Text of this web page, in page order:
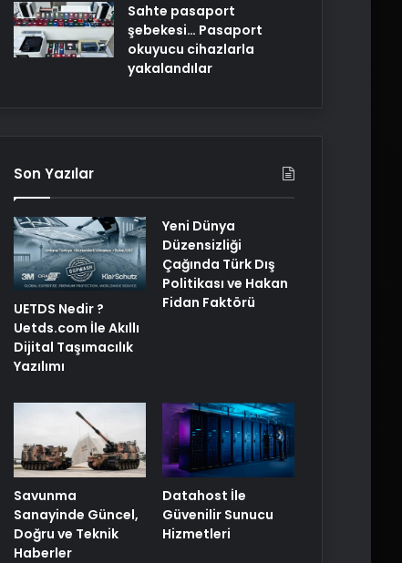
Sahte pasaport
şebekesi… Pasaport
okuyucu cihazlarla
yakalandılar
Son Yazılar
UETDS Nedir ?
Uetds.com İle Akıllı
Dijital Taşımacılık
Yazılımı
Yeni Dünya
Düzensizliği
Çağında Türk Dış
Politikası ve Hakan
Fidan Faktörü
Savunma
Sanayinde Güncel,
Doğru ve Teknik
Haberler
Datahost İle
Güvenilir Sunucu
Hizmetleri